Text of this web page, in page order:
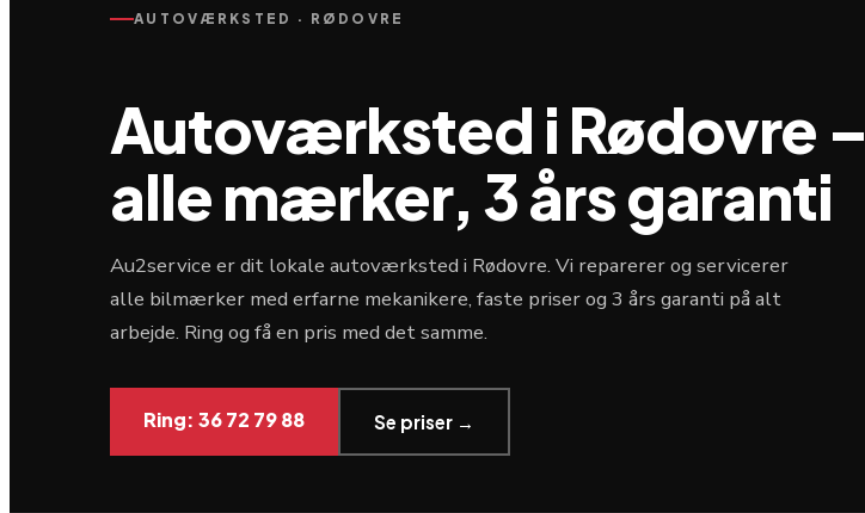
AUTOVÆRKSTED · RØDOVRE
Autoværksted i Rødovre –
alle mærker, 3 års garanti
Au2service er dit lokale autoværksted i Rødovre. Vi reparerer og servicerer
alle bilmærker med erfarne mekanikere, faste priser og 3 års garanti på alt
arbejde. Ring og få en pris med det samme.
Ring: 36 72 79 88 Se priser →